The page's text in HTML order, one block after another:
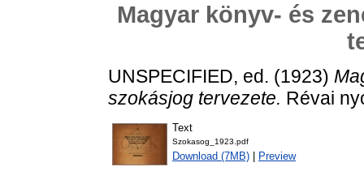
Magyar könyv- és
UNSPECIFIED, ed. (1923)
szokásjog tervezete. Révai
Text
Szokasog_1923.pdf
Download (7MB) Preview